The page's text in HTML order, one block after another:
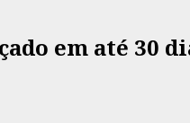
em até 30